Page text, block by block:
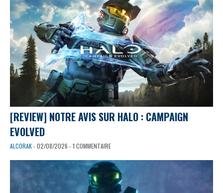
[REVIEW] NOTRE AVIS SUR HALO : CAMPAIGN
EVOLVED
ALCORAK- 02/08/2026 - 1 COMMENTAIRE